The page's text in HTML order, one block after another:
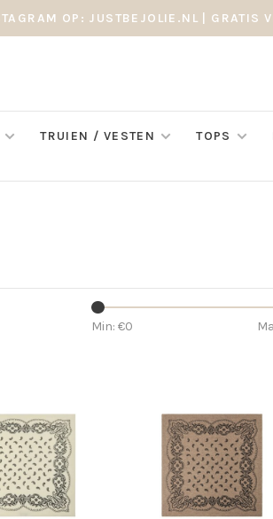
OP: JUSTBEJOLIE.NL |
TRUIEN / VESTEN TOPS
Min: €0